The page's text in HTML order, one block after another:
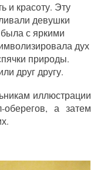
и красоту. Эту
девушки
с яркими
дух
природы.
друг другу.
иллюстрации
оберегов, а затем